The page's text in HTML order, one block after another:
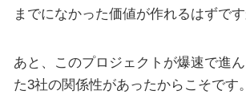
までになかった価値が作れるはずです
あと、このプロジェクトが爆速で進
た3社の関係性があったからこそです